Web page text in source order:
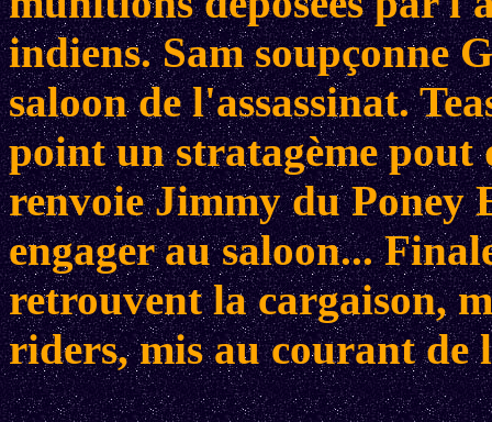
indiens. Sam soupçonne
saloon de l'assassinat.
point un stratagème pout
renvoie Jimmy du Poney
engager au saloon...
retrouvent la cargaison,
riders, mis au courant de